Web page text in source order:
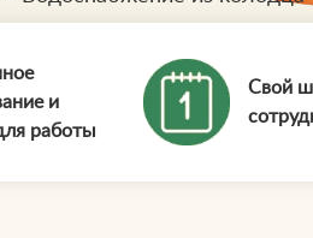
и
работы
Свой